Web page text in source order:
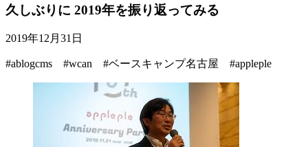
久しぶりに 2019年を振り返ってみる
2019年12月31日
#ablogcms #wcan #ベースキャンプ名古屋 #appleple